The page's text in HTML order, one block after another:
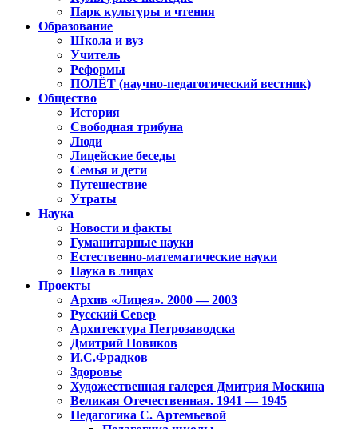
Парк культуры и чтения
Образование
Школа и вуз
Учитель
Реформы
ПОЛЁТ (научно-педагогический вестник)
Общество
История
Свободная трибуна
Люди
Лицейские беседы
Семья и дети
Путешествие
Утраты
Наука
Новости и факты
Гуманитарные науки
Естественно-математические науки
Наука в лицах
Проекты
Архив «Лицея». 2000 — 2003
Русский Север
Архитектура Петрозаводска
Дмитрий Новиков
И.С.Фрадков
Здоровье
Художественная галерея Дмитрия Москина
Великая Отечественная. 1941 — 1945
Педагогика С. Артемьевой